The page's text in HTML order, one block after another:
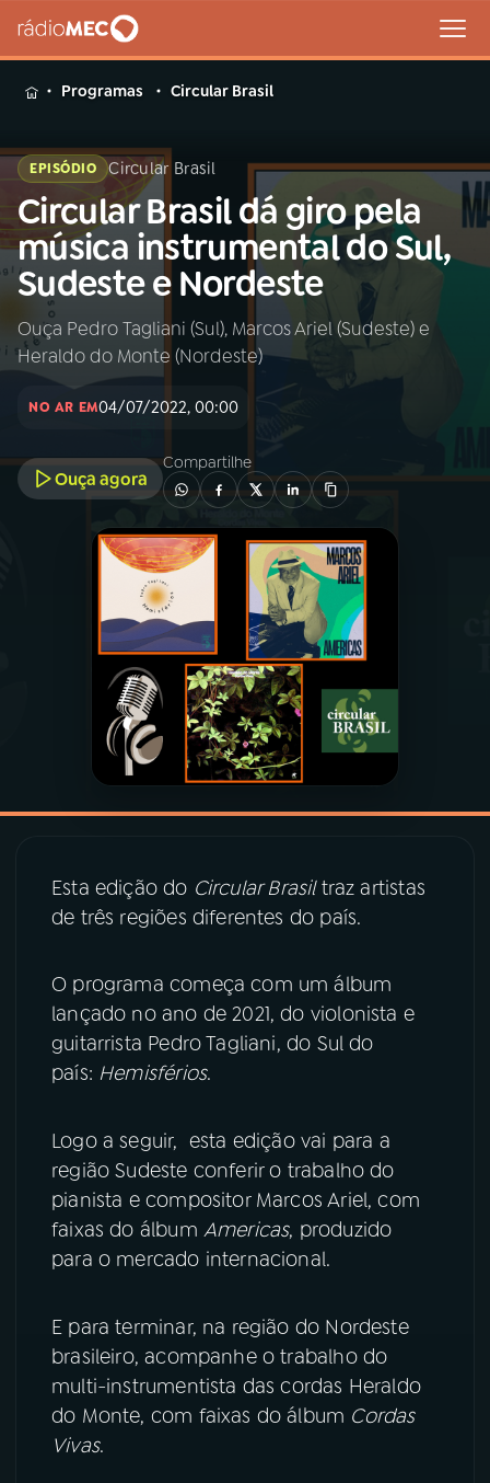
MENU
Buscar
na
Rádio
MEC
Buscar
Início AO VIVO
INÍCIO
A RÁDIO
PROGRAMAÇÃO
PROGRAMAS
PODCASTS
VIDEOCASTS
PRÊMIO RÁDIO MEC
ACOMPANHE A RÁDIO MEC
YouTube Facebook
Instagram
TikTok
Programas Circular Brasil
EPISÓDIO Circular Brasil
Circular Brasil dá giro pela
música instrumental do Sul,
Sudeste e Nordeste
Ouça Pedro Tagliani (Sul), Marcos Ariel (Sudeste) e
Heraldo do Monte (Nordeste)
NO AR EM04/07/2022, 00:00
Ouça agora
Compartilhe
Esta edição do Circular Brasiltraz artistas
de três regiões diferentes do país.
O programa começa com um álbum
lançado no ano de 2021, do violonista e
guitarrista Pedro Tagliani, do Sul do
país: Hemisférios.
Logo a seguir, esta edição vai para a
região Sudeste conferir o trabalho do
pianista e compositor Marcos Ariel, com
faixas do álbum Americas, produzido
para o mercado internacional.
E para terminar, na região do Nordeste
brasileiro, acompanhe o trabalho do
multi-instrumentista das cordas Heraldo
do Monte, com faixas do álbum Cordas
Vivas.